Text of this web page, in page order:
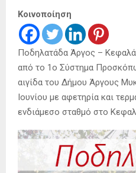
Κοινοποίηση
Ποδηλατάδα Άργος –
από το 1ο Σύστημα
αιγίδα του Δήμου Άργους
Ιουνίου με αφετηρία και
ενδιάμεσο σταθμό στο